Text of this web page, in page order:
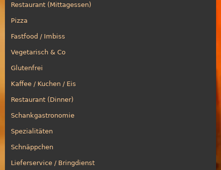
Restaurant (Mittagessen)
Pizza
Fastfood / Imbiss
Vegetarisch & Co
Glutenfrei
Kaffee / Kuchen / Eis
Restaurant (Dinner)
Schankgastronomie
Spezialitäten
Schnäppchen
Lieferservice / Bringdienst